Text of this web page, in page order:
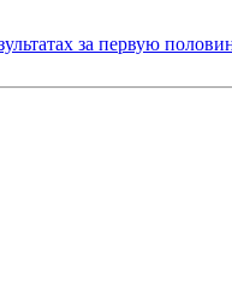
за первую